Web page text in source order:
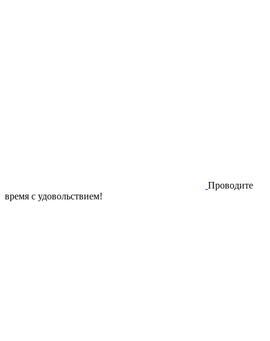
Проводите
время с удовольствием!